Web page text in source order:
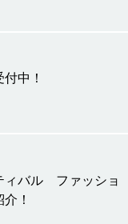
中！
ィバル ファッショ
！